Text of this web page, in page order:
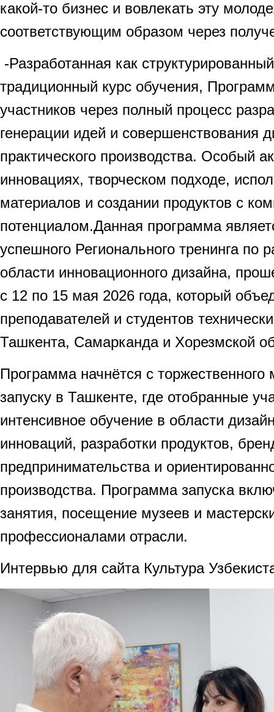
какой-то бизнес и вовлекать эту
соответствующим образом через
-Разработанная как
традиционный курс обучения,
участников через полный процесс
генерации идей и совершенствования
практического производства. Особый
инновациях, творческом подходе,
материалов и создании продуктов с
потенциалом.Данная программа
успешного Регионального тренинга по
области инновационного дизайна,
с 12 по 15 мая 2026 года, который
преподавателей и студентов
Ташкента, Самарканда и Хорезмской
Программа начнётся с торжественного
запуску в Ташкенте, где отобранные
интенсивное обучение в области
инноваций, разработки продуктов,
предпринимательства и
производства. Программа запуска
занятия, посещение музеев и
профессионалами отрасли.
Интервью для сайта Культура